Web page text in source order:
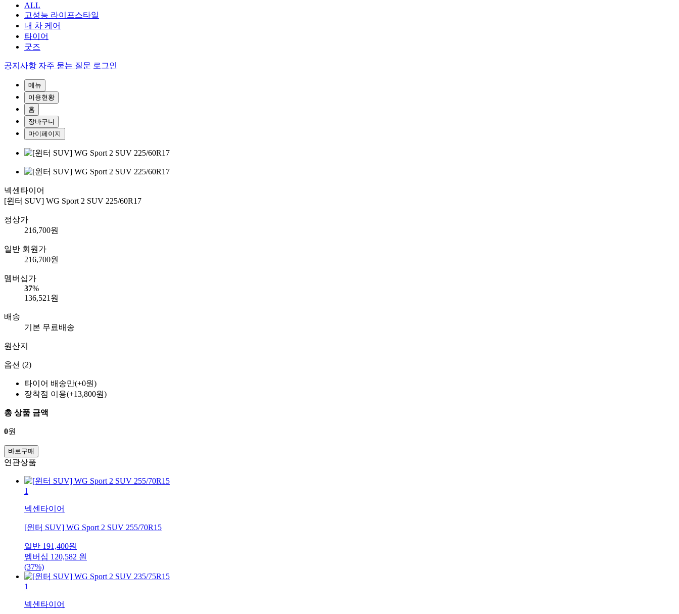
ALL
고성능 라이프스타일
내 차 케어
타이어
굿즈
공지사항 자주 묻는 질문 로그인
메뉴
이용현황
홈
장바구니
마이페이지
넥센타이어
[윈터 SUV] WG Sport 2 SUV 225/60R17
정상가
216,700원
일반 회원가
216,700원
멤버십가
37%
136,521 원
배송
기본 무료배송
원산지
옵션 (2)
타이어 배송만(+0원)
장착점 이용(+13,800원)
총 상품 금액
0원
바로구매
연관상품
1
넥센타이어
[윈터 SUV] WG Sport 2 SUV 255/70R15
일반 191,400원
멤버십 120,582 원
(37%)
1
넥센타이어